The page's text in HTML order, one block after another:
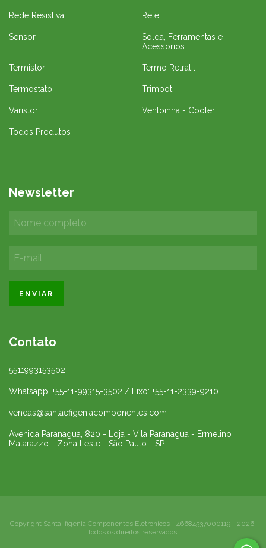
Rede Resistiva Rele
Sensor
Solda, Ferramentas e
Acessorios
Termistor Termo Retratil
Termostato Trimpot
Varistor Ventoinha - Cooler
Todos Produtos
Newsletter
Contato
5511993153502
Whatsapp: +55-11-99315-3502 / Fixo: +55-11-2339-9210
vendas@santaefigeniacomponentes.com
Avenida Paranagua, 820 - Loja - Vila Paranagua - Ermelino
Matarazzo - Zona Leste - São Paulo - SP
Copyright Santa Ifigenia Componentes Eletronicos - 46684537000119 - 2026.
Todos os direitos reservados.